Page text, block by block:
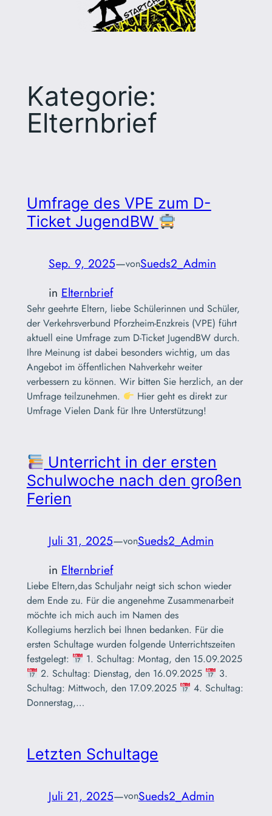
Kategorie:
Elternbrief
Umfrage des VPE zum D-
Ticket JugendBW
Sep. 9, 2025—vonSueds2_Admin
in Elternbrief
Sehr geehrte Eltern, liebe Schülerinnen und Schüler,
der Verkehrsverbund Pforzheim-Enzkreis (VPE) führt
aktuell eine Umfrage zum D-Ticket JugendBW durch.
Ihre Meinung ist dabei besonders wichtig, um das
Angebot im öffentlichen Nahverkehr weiter
verbessern zu können. Wir bitten Sie herzlich, an der
Umfrage teilzunehmen.
Hier geht es direkt zur
Umfrage Vielen Dank für Ihre Unterstützung!
Unterricht in der ersten
Schulwoche nach den großen
Ferien
Juli 31, 2025—vonSueds2_Admin
in Elternbrief
Liebe Eltern,das Schuljahr neigt sich schon wieder
dem Ende zu. Für die angenehme Zusammenarbeit
möchte ich mich auch im Namen des
Kollegiums herzlich bei Ihnen bedanken. Für die
ersten Schultage wurden folgende Unterrichtszeiten
festgelegt:
1. Schultag: Montag, den 15.09.2025
2. Schultag: Dienstag, den 16.09.2025
3.
Schultag: Mittwoch, den 17.09.2025
4. Schultag:
Donnerstag,…
Letzten Schultage
Juli 21, 2025—vonSueds2_Admin